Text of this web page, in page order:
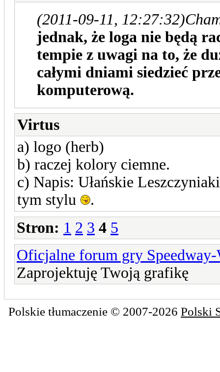
(2011-09-11, 12:27:32)
jednak, że loga nie będą
tempie z uwagi na to, że
całymi dniami siedzieć
komputerową.
Virtus
a) logo (herb)
b) raczej kolory ciemne.
c) Napis: Ułańskie
tym stylu
.
Stron: 1 2 3 4 5
Oficjalne forum gry
Zaprojektuję Twoją grafikę
Polskie tłumaczenie © 2007-2026 Polski